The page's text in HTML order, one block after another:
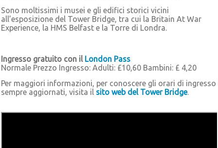
Sono moltissimi i musei e gli edifici storici vicini
all’esposizione del Tower Bridge, tra cui la Britain At War
Experience, la HMS Belfast e la Torre di Londra.
Ingresso gratuito con il London Pass
Normale Prezzo Ingresso: Adulti: £10,60 Bambini: £ 4,20
Per maggiori informazioni, per conoscere gli orari di ingresso
sempre aggiornati, visita il sito web del Tower Bridge.